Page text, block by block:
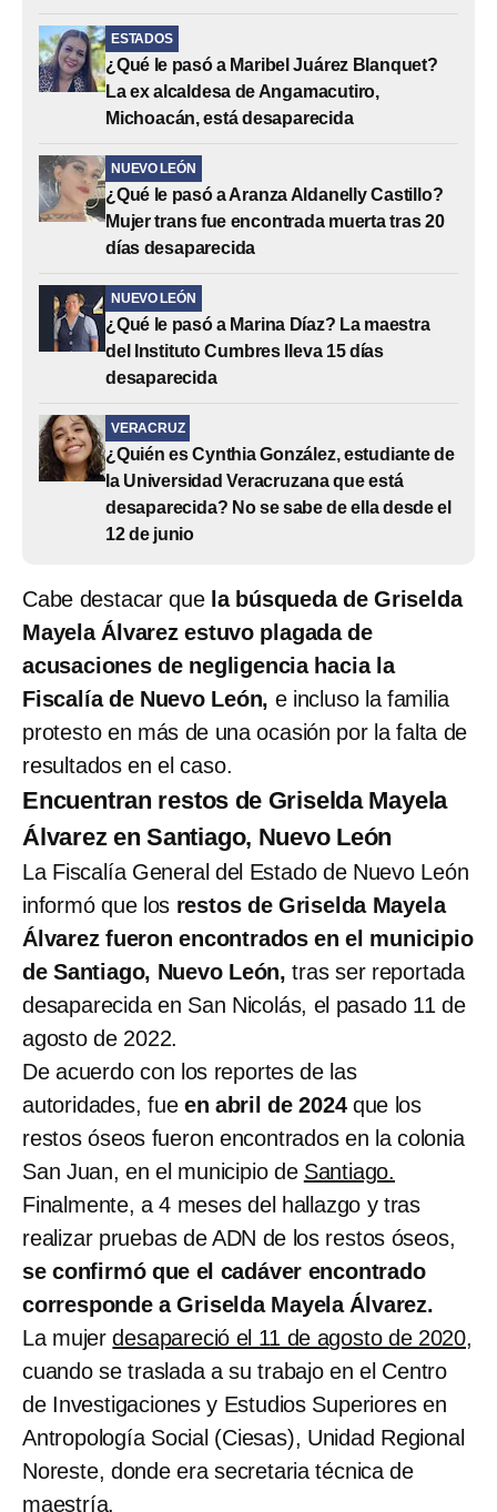
ESTADOS
¿Qué le pasó a Maribel Juárez Blanquet?
La ex alcaldesa de Angamacutiro,
Michoacán, está desaparecida
NUEVO LEÓN
¿Qué le pasó a Aranza Aldanelly Castillo?
Mujer trans fue encontrada muerta tras 20
días desaparecida
NUEVO LEÓN
¿Qué le pasó a Marina Díaz? La maestra
del Instituto Cumbres lleva 15 días
desaparecida
VERACRUZ
¿Quién es Cynthia González, estudiante de
la Universidad Veracruzana que está
desaparecida? No se sabe de ella desde el
12 de junio
Cabe destacar quela búsqueda de Griselda
Mayela Álvarez estuvo plagada de
acusaciones de negligencia hacia la
Fiscalía de Nuevo León, e incluso la familia
protesto en más de una ocasión por la falta de
resultados en el caso.
Encuentran restos de Griselda Mayela
Álvarez en Santiago, Nuevo León
La Fiscalía General del Estado de Nuevo León
informó que los restos de Griselda Mayela
Álvarez fueron encontrados en el municipio
de Santiago, Nuevo León,tras ser reportada
desaparecida en San Nicolás, el pasado 11 de
agosto de 2022.
De acuerdo con los reportes de las
autoridades, fue en abril de 2024que los
restos óseos fueron encontrados en la colonia
San Juan, en el municipio de Santiago.
Finalmente, a 4 meses del hallazgo y tras
realizar pruebas de ADN de los restos óseos,
se confirmó que el cadáver encontrado
corresponde a Griselda Mayela Álvarez.
La mujerdesapareció el 11 de agosto de 2020,
cuando se traslada a su trabajo en el Centro
de Investigaciones y Estudios Superiores en
Antropología Social (Ciesas), Unidad Regional
Noreste, donde era secretaria técnica de
maestría.